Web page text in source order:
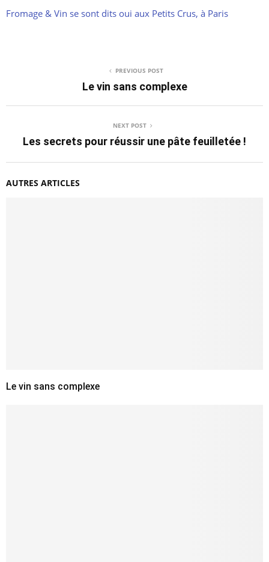
Fromage & Vin se sont dits oui aux Petits Crus, à Paris
PREVIOUS POST
Le vin sans complexe
NEXT POST
Les secrets pour réussir une pâte feuilletée !
AUTRES ARTICLES
Le vin sans complexe